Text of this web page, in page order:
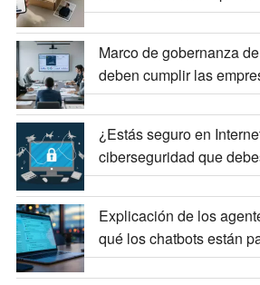
Marco de gobernanza
deben cumplir las
¿Estás seguro en
ciberseguridad que
Explicación de los
qué los chatbots están